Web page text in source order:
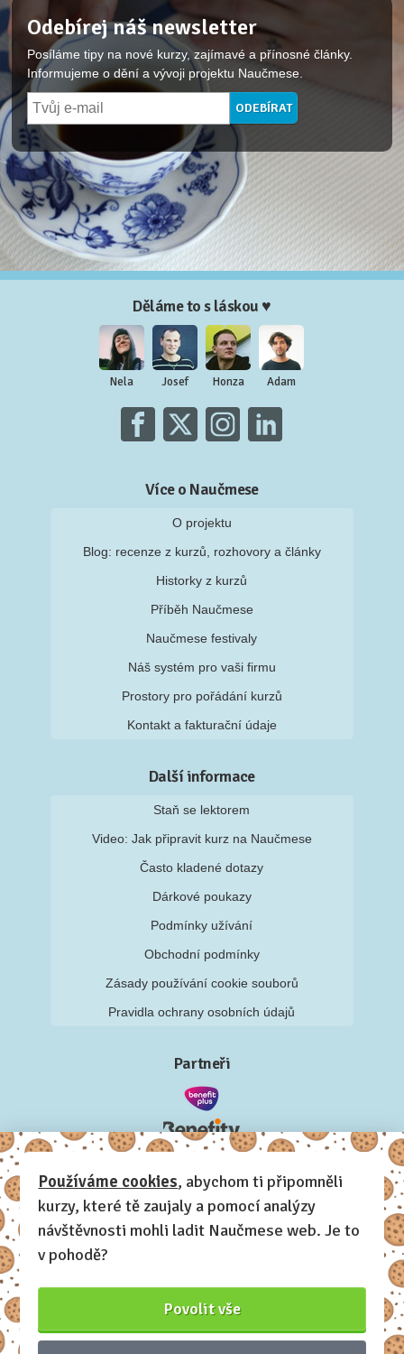
Odebírej náš newsletter
Posíláme tipy na nové kurzy, zajímavé a přínosné články.
Informujeme o dění a vývoji projektu Naučmese.
Děláme to s láskou ♥
Nela Josef Honza Adam
Více o Naučmese
O projektu
Blog: recenze z kurzů, rozhovory a články
Historky z kurzů
Příběh Naučmese
Naučmese festivaly
Náš systém pro vaši firmu
Prostory pro pořádání kurzů
Kontakt a fakturační údaje
Další informace
Staň se lektorem
Video: Jak připravit kurz na Naučmese
Často kladené dotazy
Dárkové poukazy
Podmínky užívání
Obchodní podmínky
Zásady používání cookie souborů
Pravidla ochrany osobních údajů
Partneři
Používáme cookies, abychom ti připomněli
kurzy, které tě zaujaly a pomocí analýzy
návštěvnosti mohli ladit Naučmese web. Je to
v pohodě?
Povolit vše